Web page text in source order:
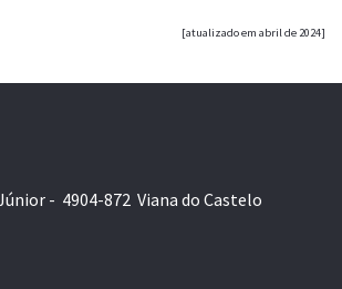
[atualizado em abril de 2024]
- 4904-872 Viana do Castelo